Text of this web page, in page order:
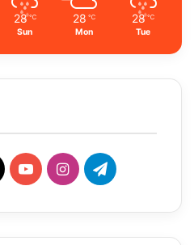
28 ℃
Sun
28 ℃
Mon
28 ℃
Tue
X YouTubeInstagramTelegram